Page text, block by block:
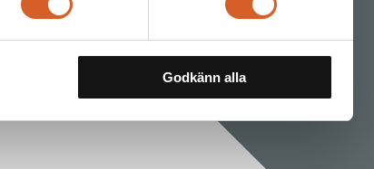
Godkänn alla